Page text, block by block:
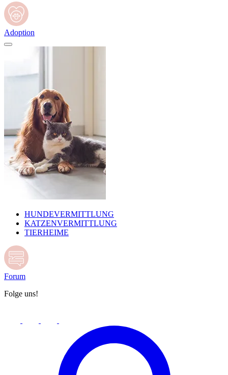
Adoption
HUNDEVERMITTLUNG
KATZENVERMITTLUNG
TIERHEIME
Forum
Folge uns!